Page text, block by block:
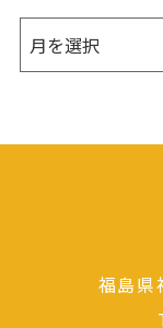
福島県